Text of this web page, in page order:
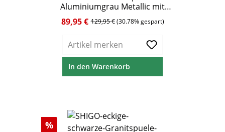
Aluminiumgrau Metallic mit
Hahnloch 42,5x50 cm
Verkaufspreis:
89,95 € Regulärer Preis:
129,95 € (30.78% gespart)
Artikel merken
In den Warenkorb
Rabatt
%